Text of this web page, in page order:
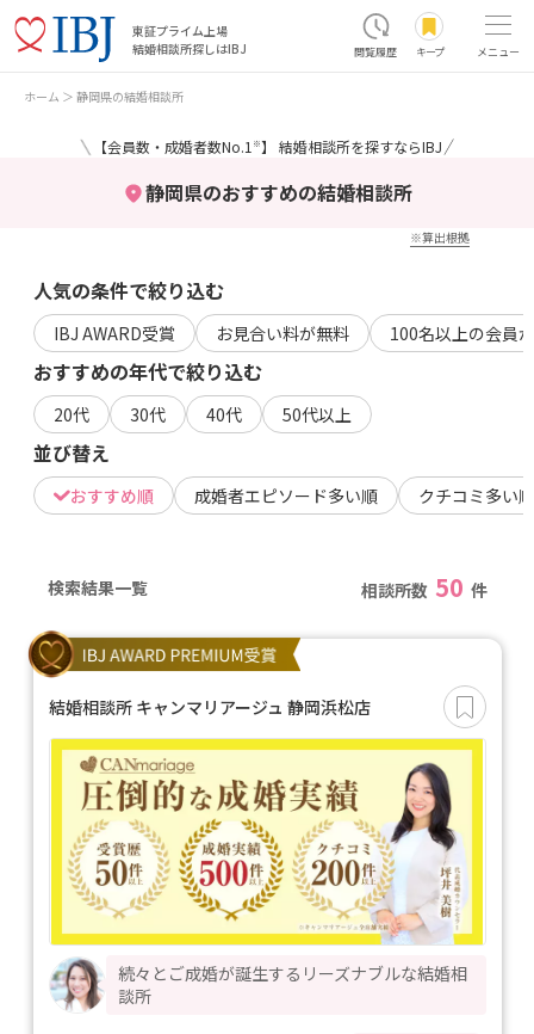
東証プライム上場
結婚相談所探しはIBJ
閲覧履歴 キープ メニュー
ホーム 静岡県の結婚相談所
＼ 【会員数・成婚者数No.1 ※】 結婚相談所を探すならIBJ／
静岡県のおすすめの結婚相談所
※算出根拠
人気の条件で絞り込む
IBJ AWARD受賞 お見合い料が無料 100名以上の会員
おすすめの年代で絞り込む
20代 30代 40代 50代以上
並び替え
おすすめ順 成婚者エピソード多い順 クチコミ多い順
検索結果一覧 相談所数 50 件
結婚相談所 キャンマリアージュ 静岡浜松店
続々とご成婚が誕生するリーズナブルな結婚相
談所